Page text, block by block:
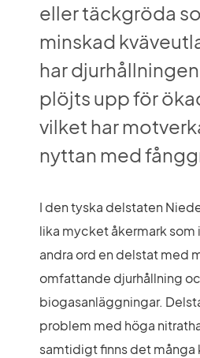
eller täckgröda
minskad
har
plöjts upp för
vilket har
nyttan med
I den tyska delstaten
lika mycket åkermark som
andra ord en delstat med
omfattande djurhållning
biogasanläggningar.
problem med höga
samtidigt finns det många